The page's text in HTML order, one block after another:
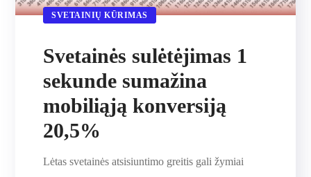
SVETAINIŲ KŪRIMAS
Svetainės sulėtėjimas 1
sekunde sumažina
mobiliąją konversiją
20,5%
Lėtas svetainės atsisiuntimo greitis gali žymiai